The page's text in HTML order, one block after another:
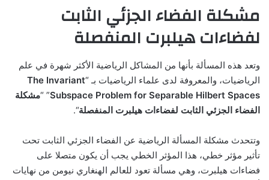
مشكلة الفضاء الجزئي الثابت
لفضاءات هيلبرت المنفصلة
وتعد هذه المسألة بأنها من المشاكل الرياضية الأكثر شهرة في علم
الرياضيات، والمعروفة لدى علماء الرياضيات بـ “The Invariant
Subspace Problem for Separable Hilbert Spaces
” “مشكلة
الفضاء الجزئي الثابت لفضاءات هيلبرت المنفصلة“.
وتتحدث مشكلة المسألة الرياضية عن الفضاء الجزئي الثابت تحت
تأثير مؤثر خطي، هذا المؤثر الخطي يجب أن يكون متصلا على
فضاءات هيلبرت، وهي مسألة تعود للعالم الهنغاري نيومن من نهايات